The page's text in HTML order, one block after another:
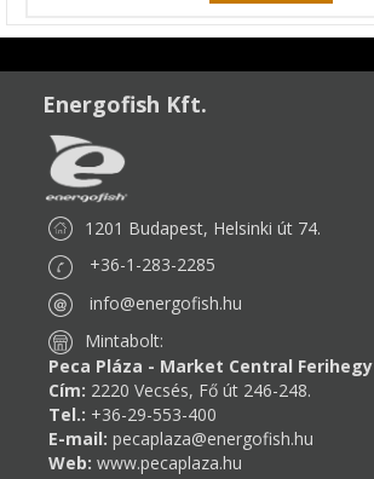
Energofish Kft.
1201 Budapest, Helsinki út 74.
+36-1-283-2285
info@energofish.hu
Mintabolt:
Peca Pláza - Market Central Ferihegy
Cím: 2220 Vecsés, Fő út 246-248.
Tel.: +36-29-553-400
E-mail: pecaplaza@energofish.hu
Web: www.pecaplaza.hu